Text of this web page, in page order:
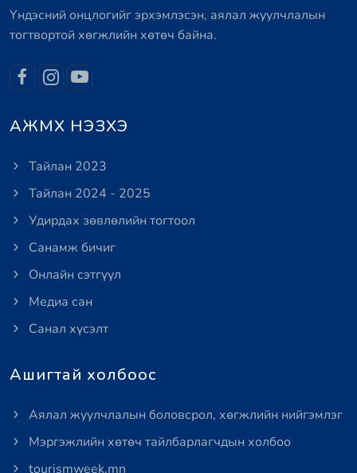
Үндэсний онцлогийг эрхэмлэсэн, аялал жуулчлалын
тогтвортой хөгжлийн хөтөч байна.
АЖМХ НЭЗХЭ
Тайлан 2023
Тайлан 2024 - 2025
Удирдах зөвлөлийн тогтоол
Санамж бичиг
Онлайн сэтгүүл
Медиа сан
Санал хүсэлт
Ашигтай холбоос
Аялал жуулчлалын боловсрол, хөгжлийн нийгэмлэг
Мэргэжлийн хөтөч тайлбарлагчдын холбоо
tourismweek.mn